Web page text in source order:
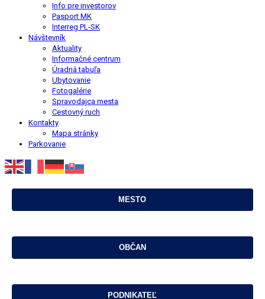
Info pre investorov
Pasport MK
Interreg PL-SK
Návštevník
Aktuality
Informačné centrum
Úradná tabuľa
Ubytovanie
Fotogalérie
Spravodajca mesta
Cestovný ruch
Kontakty
Mapa stránky
Parkovanie